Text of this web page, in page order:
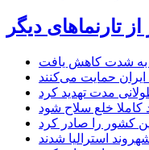
تارنماهای دیگر
به شدت کاهش یافت
حمایت می‌کنند
مدت تهدید کرد
خلع سلاح شود
کشور را صادر کرد
استرالیا شدند